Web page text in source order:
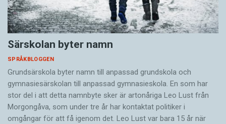
Särskolan byter namn
SPRÅKBLOGGEN
Grundsärskola byter namn till anpassad grundskola och
gymnasiesärskolan till anpassad gymnasieskola. En som har
stor del i att detta namnbyte sker är artonåriga Leo Lust från
Morgongåva, som under tre år har kontaktat politiker i
omgångar för att få igenom det. Leo Lust var bara 15 år när